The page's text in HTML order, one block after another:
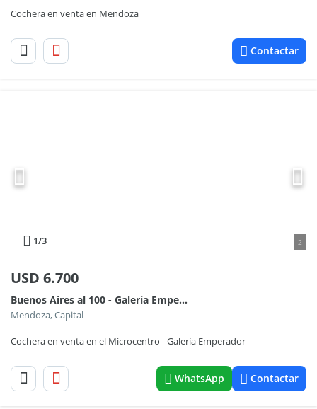
Cochera en venta en Mendoza
Contactar
1/3 2
USD 6.700
Buenos Aires al 100 - Galería Emperador
Mendoza, Capital
Cochera en venta en el Microcentro - Galería Emperador
WhatsApp Contactar